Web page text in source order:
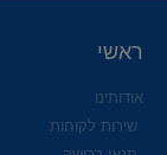
ראשי
אודותינו
שירות לקוחות